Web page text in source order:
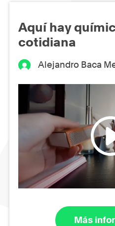
Aquí hay
cotidiana
Alejandro Baca
Más